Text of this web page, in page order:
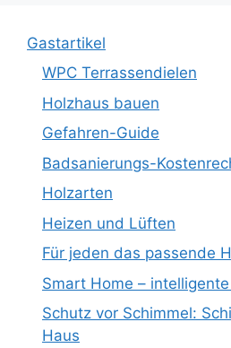
Gastartikel
WPC Terrassendielen
Holzhaus bauen
Gefahren-Guide
Badsanierungs-
Holzarten
Heizen und Lüften
Für jeden das passende
Smart Home –
Schutz vor Schimmel:
Haus